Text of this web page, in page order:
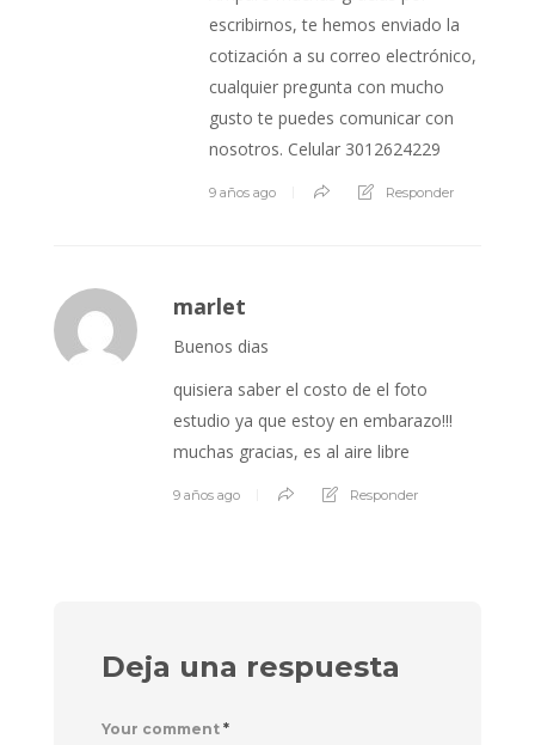
escribirnos, te hemos enviado la
cotización a su correo electrónico,
cualquier pregunta con mucho
gusto te puedes comunicar con
nosotros. Celular 3012624229
9 años ago Responder
marlet
Buenos dias
quisiera saber el costo de el foto
estudio ya que estoy en embarazo!!!
muchas gracias, es al aire libre
9 años ago Responder
Deja una respuesta
Your comment *